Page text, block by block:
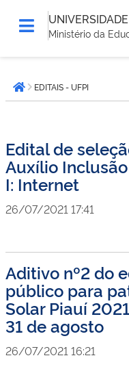
Ministério da
está
aqui:Página inicial
EDITAIS - UFPI
Edital de
Auxílio
I: Internet
26/07/2021 17:41
Aditivo nº2 do
público para
Solar Piauí
31 de agosto
26/07/2021 16:21